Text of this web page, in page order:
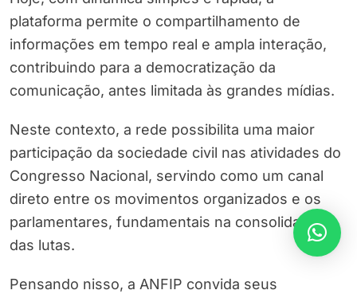
plataforma permite o compartilhamento de
informações em tempo real e ampla interação,
contribuindo para a democratização da
comunicação, antes limitada às grandes mídias.
Neste contexto, a rede possibilita uma maior
participação da sociedade civil nas atividades do
Congresso Nacional, servindo como um canal
direto entre os movimentos organizados e os
parlamentares, fundamentais na consolidação
das lutas.
Pensando nisso, a ANFIP convida seus